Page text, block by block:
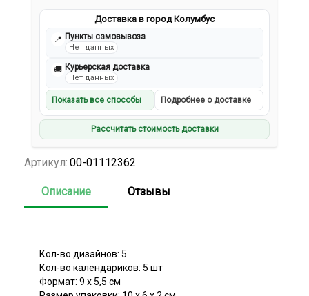
Доставка в город Колумбус
📍 Пункты самовывоза
Нет данных
🚚 Курьерская доставка
Нет данных
Показать все способы Подробнее о доставке
Рассчитать стоимость доставки
Артикул: 00-01112362
Описание Отзывы
Кол-во дизайнов: 5
Кол-во календариков: 5 шт
Формат: 9 x 5,5 см